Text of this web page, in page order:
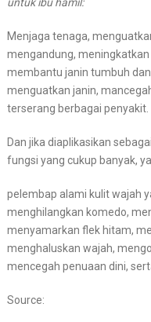
Menjaga tenaga,
mengandung,
membantu janin tumbuh
menguatkan janin,
terserang berbagai penyakit.
Dan jika diaplikasikan
fungsi yang cukup banyak,
pelembap alami kulit wajah
menghilangkan komedo,
menyamarkan flek hitam,
menghaluskan wajah,
mencegah penuaan dini,
Source: